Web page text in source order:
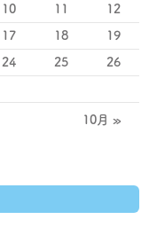
10 11 12
17 18 19
24 25 26
10月 »